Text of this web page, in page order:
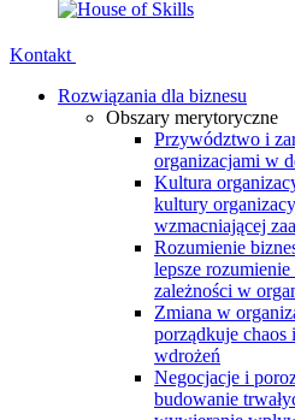
Kontakt
Rozwiązania dla biznesu
Obszary merytoryczne
Przywództwo i
organizacjami w
Kultura
kultury
wzmacniającej
Rozumienie
lepsze
zależności w
Zmiana w
porządkuje chaos
wdrożeń
Negocjacje i
budowanie